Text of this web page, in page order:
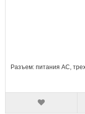
Разъем: питания AC,